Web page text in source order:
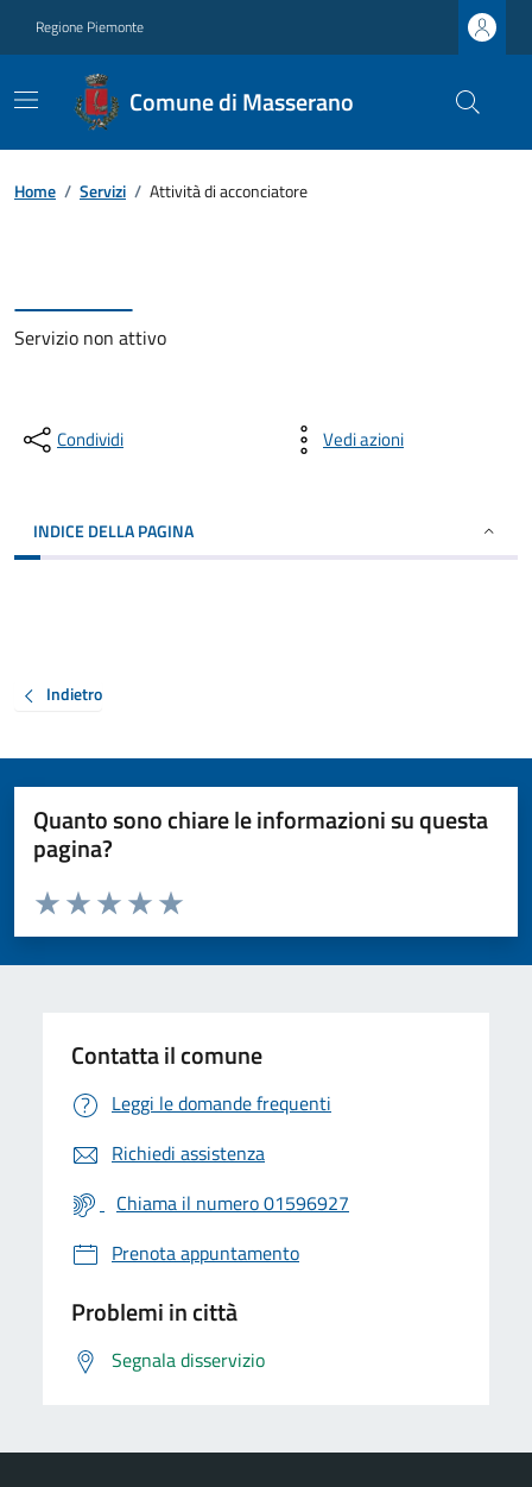
Regione Piemonte
Comune di Masserano
Home / Servizi / Attività di acconciatore
Servizio non attivo
Condividi Vedi azioni
INDICE DELLA PAGINA
Indietro
Quanto sono chiare le informazioni su questa
pagina?
Valuta da 1 a 5 stelle la pagina
Valuta 5 stelle su 5
Valuta 4 stelle su 5
Valuta 3 stelle su 5
Valuta 2 stelle su 5
Valuta 1 stelle su 5
Contatta il comune
Leggi le domande frequenti
Richiedi assistenza
Chiama il numero 01596927
Prenota appuntamento
Problemi in città
Segnala disservizio